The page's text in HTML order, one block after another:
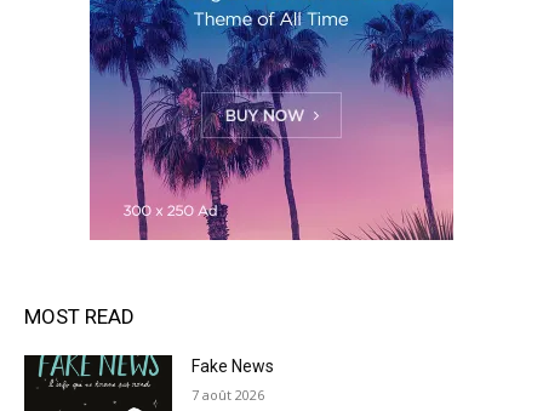
MOST READ
Fake News
7 août 2026